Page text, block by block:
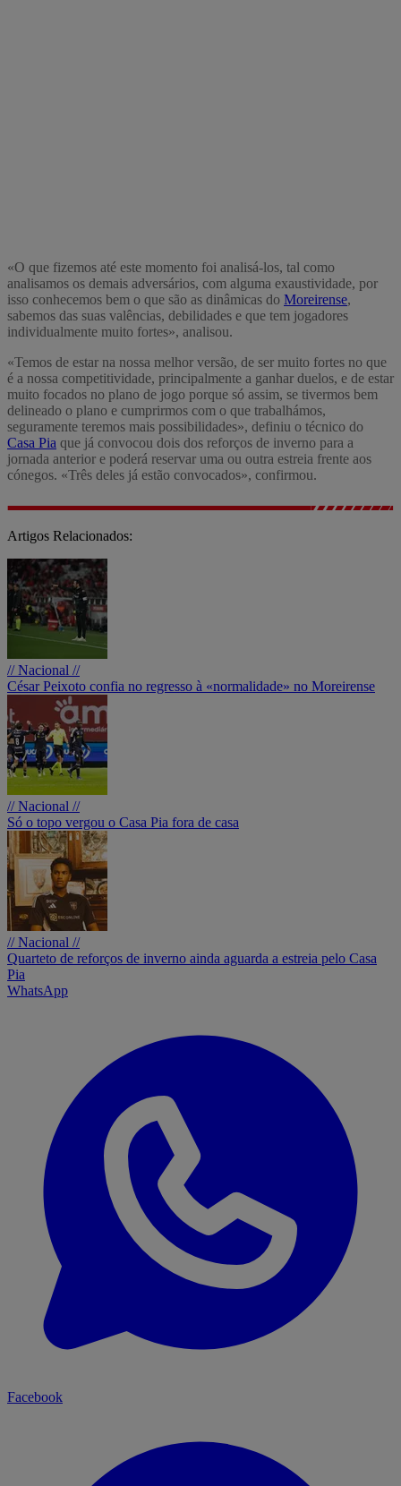
«O que fizemos até este momento foi analisá-los, tal como
analisamos os demais adversários, com alguma exaustividade, por
isso conhecemos bem o que são as dinâmicas do Moreirense,
sabemos das suas valências, debilidades e que tem jogadores
individualmente muito fortes», analisou.
«Temos de estar na nossa melhor versão, de ser muito fortes no que
é a nossa competitividade, principalmente a ganhar duelos, e de estar
muito focados no plano de jogo porque só assim, se tivermos bem
delineado o plano e cumprirmos com o que trabalhámos,
seguramente teremos mais possibilidades», definiu o técnico do
Casa Pia que já convocou dois dos reforços de inverno para a
jornada anterior e poderá reservar uma ou outra estreia frente aos
cónegos. «Três deles já estão convocados», confirmou.
Artigos Relacionados:
// Nacional //
César Peixoto confia no regresso à «normalidade» no Moreirense
// Nacional //
Só o topo vergou o Casa Pia fora de casa
// Nacional //
Quarteto de reforços de inverno ainda aguarda a estreia pelo Casa
Pia
WhatsApp
Facebook